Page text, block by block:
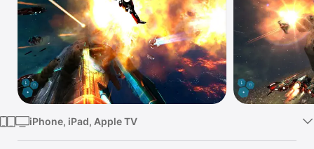
Mac
Vision
Watch
TV
iPhone, iPad, Apple TV